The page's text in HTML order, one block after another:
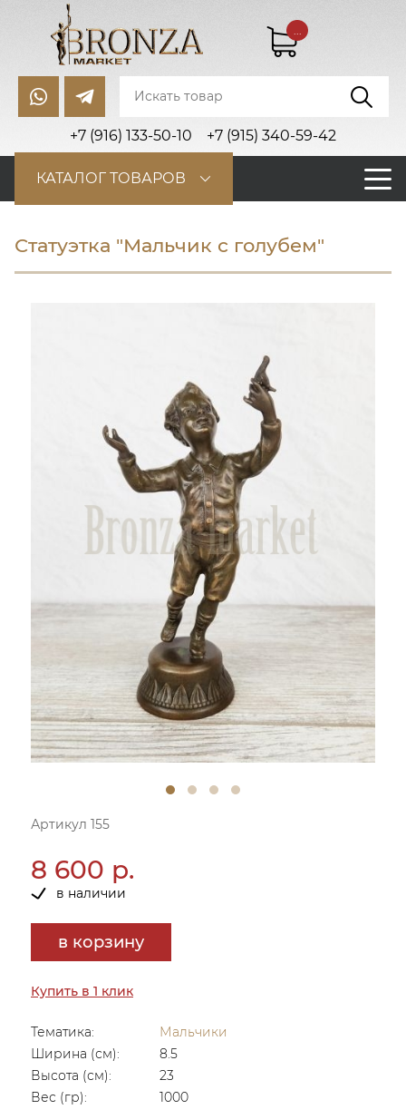
+7 (916) 133-50-10 +7 (915) 340-59-42
...
КАТАЛОГ ТОВАРОВ
Статуэтка "Мальчик с голубем"
Артикул 155
8 600 р.
в наличии
в корзину
Купить в 1 клик
Тематика:
Мальчики
Ширина (см):
8.5
Высота (см):
23
Вес (гр):
1000